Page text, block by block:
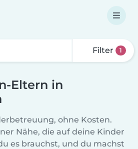
Filter 1
Eltern in
ohne Kosten.
Nähe, die auf deine Kinder
es brauchst, und du machst